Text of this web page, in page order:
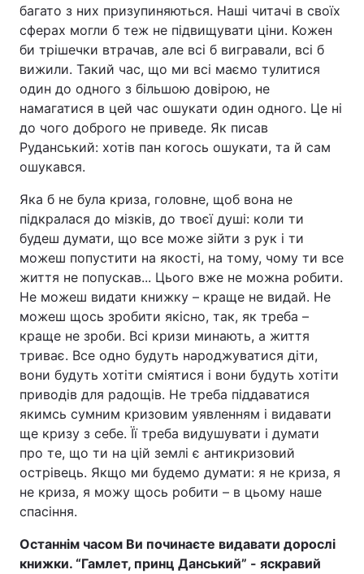
багато з них призупиняються. Наші читачі в своїх
сферах могли б теж не підвищувати ціни. Кожен
би трішечки втрачав, але всі б вигравали, всі б
вижили. Такий час, що ми всі маємо тулитися
один до одного з більшою довірою, не
намагатися в цей час ошукати один одного. Це ні
до чого доброго не приведе. Як писав
Руданський: хотів пан когось ошукати, та й сам
ошукався.
Яка б не була криза, головне, щоб вона не
підкралася до мізків, до твоєї душі: коли ти
будеш думати, що все може зійти з рук і ти
можеш попустити на якості, на тому, чому ти все
життя не попускав... Цього вже не можна робити.
Не можеш видати книжку – краще не видай. Не
можеш щось зробити якісно, так, як треба –
краще не зроби. Всі кризи минають, а життя
триває. Все одно будуть народжуватися діти,
вони будуть хотіти сміятися і вони будуть хотіти
приводів для радощів. Не треба піддаватися
якимсь сумним кризовим уявленням і видавати
ще кризу з себе. Її треба видушувати і думати
про те, що ти на цій землі є антикризовий
острівець. Якщо ми будемо думати: я не криза, я
не криза, я можу щось робити – в цьому наше
спасіння.
Останнім часом Ви починаєте видавати дорослі
книжки. “Гамлет, принц Данський” - яскравий